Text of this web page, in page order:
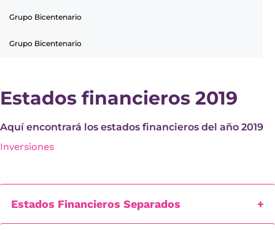
Grupo Bicentenario
Grupo Bicentenario
Estados financieros 2019
Aquí encontrará los estados financieros del año 2019
Inversiones
Estados Financieros Separados